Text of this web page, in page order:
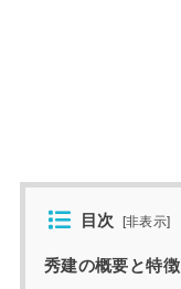
目次 [非表示]
秀建の概要と特徴